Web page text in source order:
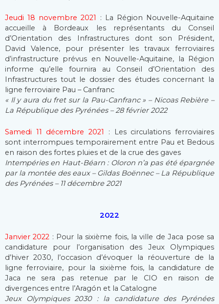
Jeudi 18 novembre 2021
: La Région Nouvelle-Aquitaine
accueille à Bordeaux les représentants du Conseil
d’Orientation des Infrastructures dont son Président,
David Valence, pour présenter les travaux ferroviaires
d’infrastructure prévus en Nouvelle-Aquitaine, la Région
informe qu’elle fournira au Conseil d’Orientation des
Infrastructures tout le dossier des études concernant la
ligne ferroviaire Pau – Canfranc
« Il y aura du fret sur la Pau-Canfranc » – Nicoas Rebière –
La République des Pyrénées – 28 février 2022
Samedi 11 décembre 2021
: Les circulations ferroviaires
sont interrompues temporairement entre Pau et Bedous
en raison des fortes pluies et de la crue des gaves
Intempéries en Haut-Béarn : Oloron n’a pas été épargnée
par la montée des eaux – Gildas Boënnec – La République
des Pyrénées – 11 décembre 2021
2022
Janvier 2022 : Pour la sixième fois, la ville de Jaca pose sa
candidature pour l’organisation des Jeux Olympiques
d’hiver 2030, l’occasion d’évoquer la réouverture de la
ligne ferroviaire, pour la sixième fois, la candidature de
Jaca ne sera pas retenue par le CIO en raison de
divergences entre l’Aragón et la Catalogne
Jeux Olympiques 2030 : la candidature des Pyrénées